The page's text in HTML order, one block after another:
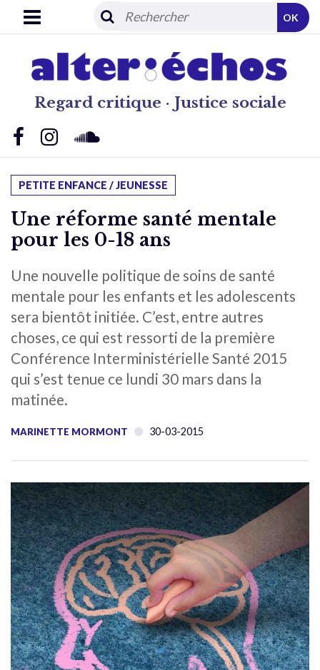
Regard critique · Justice sociale
OK
PETITE ENFANCE / JEUNESSE
Une réforme santé mentale
pour les 0-18 ans
Une nouvelle politique de soins de santé
mentale pour les enfants et les adolescents
sera bientôt initiée. C’est, entre autres
choses, ce qui est ressorti de la première
Conférence Interministérielle Santé 2015
qui s’est tenue ce lundi 30 mars dans la
matinée.
MARINETTE MORMONT 30-03-2015